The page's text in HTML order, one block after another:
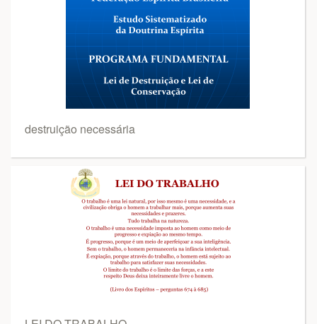
destruição necessária